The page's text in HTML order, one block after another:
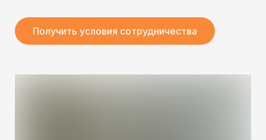
Получить условия сотрудничества